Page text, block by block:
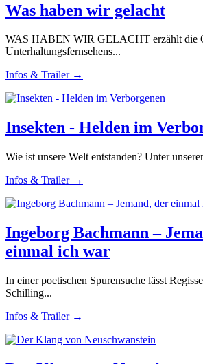
Was haben wir gelacht
WAS HABEN WIR GELACHT erzählt die
Unterhaltungsfernsehens...
Infos & Trailer →
Insekten - Helden im
Wie ist unsere Welt entstanden? Unter
Infos & Trailer →
Ingeborg Bachmann –
einmal ich war
In einer poetischen Spurensuche lässt
Schilling...
Infos & Trailer →